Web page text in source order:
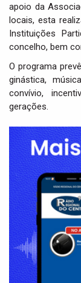
apoio da
locais, esta
Instituições
concelho, bem
O programa
ginástica,
convívio,
gerações.